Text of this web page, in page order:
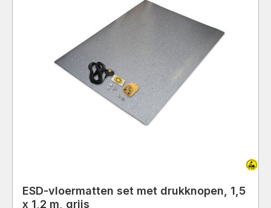
ESD-vloermatten set met drukknopen, 1,5
x 1,2 m, grijs